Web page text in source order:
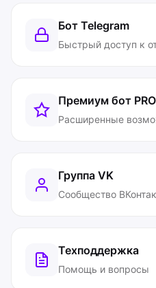
Бот Telegram
Быстрый доступ к
Премиум бот PRO
Расширенные
Группа VK
Сообщество
Техподдержка
Помощь и вопросы